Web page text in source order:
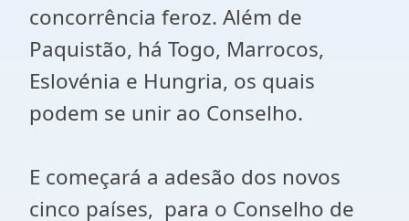
concorrência feroz. Além de
Paquistão, há Togo, Marrocos,
Eslovénia e Hungria, os quais
podem se unir ao Conselho.
E começará a adesão dos novos
cinco países, para o Conselho de